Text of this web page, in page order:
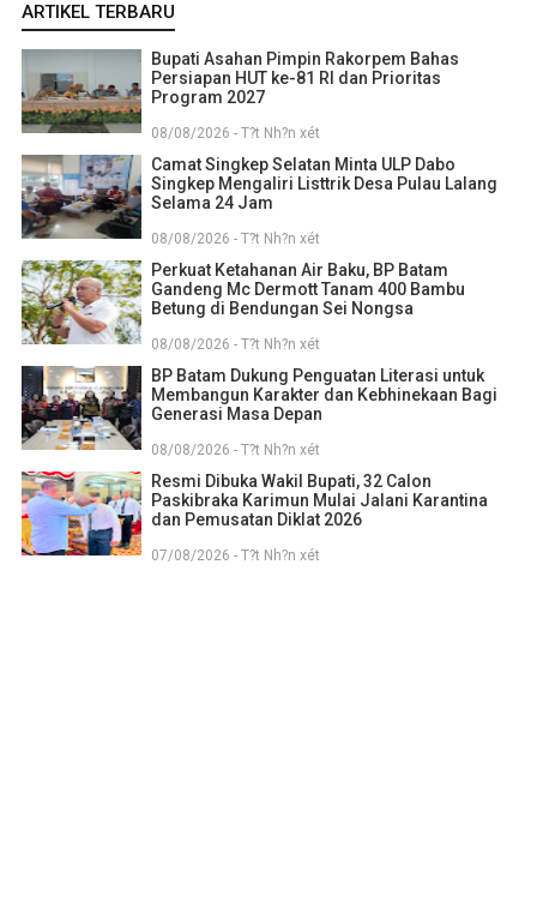
ARTIKEL TERBARU
Bupati Asahan Pimpin Rakorpem Bahas
Persiapan HUT ke-81 RI dan Prioritas
Program 2027
08/08/2026 - T?t Nh?n xét
Camat Singkep Selatan Minta ULP Dabo
Singkep Mengaliri Listtrik Desa Pulau Lalang
Selama 24 Jam
08/08/2026 - T?t Nh?n xét
Perkuat Ketahanan Air Baku, BP Batam
Gandeng Mc Dermott Tanam 400 Bambu
Betung di Bendungan Sei Nongsa
08/08/2026 - T?t Nh?n xét
BP Batam Dukung Penguatan Literasi untuk
Membangun Karakter dan Kebhinekaan Bagi
Generasi Masa Depan
08/08/2026 - T?t Nh?n xét
Resmi Dibuka Wakil Bupati, 32 Calon
Paskibraka Karimun Mulai Jalani Karantina
dan Pemusatan Diklat 2026
07/08/2026 - T?t Nh?n xét